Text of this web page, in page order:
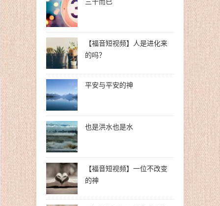
【福音短视频】人是进化来
的吗？
平安与平安的神
也是洪水也是水
【福音短视频】一位不改变
的神